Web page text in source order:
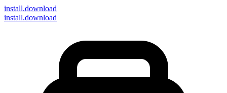
install.download
install.download